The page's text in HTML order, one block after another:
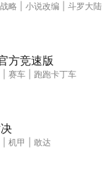
略 小说改编
斗罗大陆
方竞速版
赛车
跑跑卡丁车
机甲
敢达